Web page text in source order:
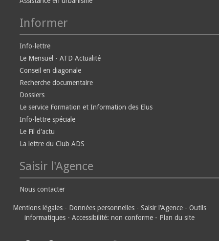
Informer
Info-lettre
Le Mensuel - ATD Actualité
Conseil en diagonale
Recherche documentaire
Dossiers
Le service Formation et Information des Elus
Info-lettre spéciale
Le Fil d'actu
La lettre du Club ADS
Saisir l'Agence
Nous contacter
Mentions légales - Données personnelles - Saisir l'Agence - Outils
informatiques - Accessibilité: non conforme - Plan du site